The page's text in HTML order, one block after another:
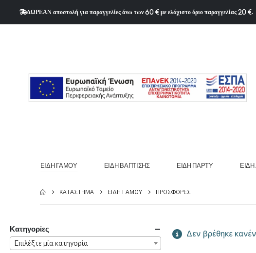
ΔΩΡΕΑΝ αποστολή για παραγγελίες άνω των 60 € με ελάχιστο όριο παραγγελίας 20 €.
ΕΊΔΗ ΓΆΜΟΥ ΕΊΔΗ ΒΆΠΤΙΣΗΣ ΕΊΔΗ ΠΆΡΤΥ
ΚΑΤΆΣΤΗΜΑ ΕΊΔΗ ΓΆΜΟΥ ΠΡΟΣΦΟΡΈΣ
Δεν βρέθηκε
Κατηγορίες
Επιλέξτε μία κατηγορία